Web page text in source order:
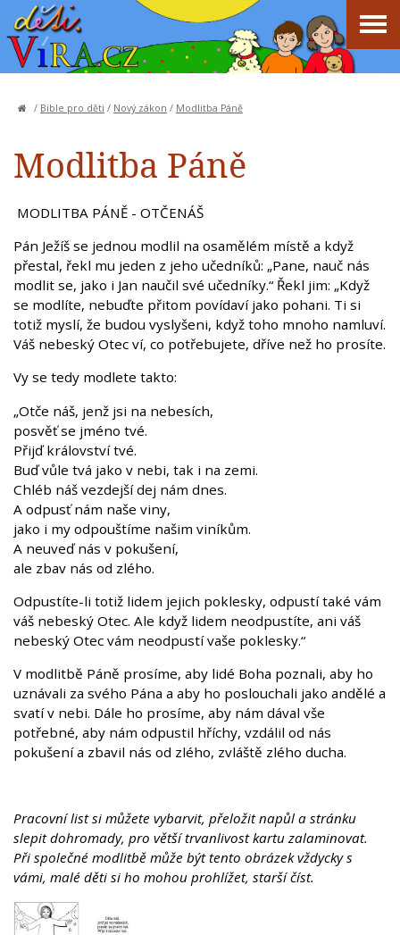
/ Bible pro děti / Nový zákon / Modlitba Páně
Modlitba Páně
MODLITBA PÁNĚ - OTČENÁŠ
Pán Ježíš se jednou modlil na osamělém místě a když
přestal, řekl mu jeden z jeho učedníků: „Pane, nauč nás
modlit se, jako i Jan naučil své učedníky.“ Řekl jim: „Když
se modlíte, nebuďte přitom povídaví jako pohani. Ti si
totiž myslí, že budou vyslyšeni, když toho mnoho namluví.
Váš nebeský Otec ví, co potřebujete, dříve než ho prosíte.
Vy se tedy modlete takto:
„Otče náš, jenž jsi na nebesích,
posvěť se jméno tvé.
Přijď království tvé.
Buď vůle tvá jako v nebi, tak i na zemi.
Chléb náš vezdejší dej nám dnes.
A odpusť nám naše viny,
jako i my odpouštíme našim viníkům.
A neuveď nás v pokušení,
ale zbav nás od zlého.
Odpustíte-li totiž lidem jejich poklesky, odpustí také vám
váš nebeský Otec. Ale když lidem neodpustíte, ani váš
nebeský Otec vám neodpustí vaše poklesky.“
V modlitbě Páně prosíme, aby lidé Boha poznali, aby ho
uznávali za svého Pána a aby ho poslouchali jako andělé a
svatí v nebi. Dále ho prosíme, aby nám dával vše
potřebné, aby nám odpustil hříchy, vzdálil od nás
pokušení a zbavil nás od zlého, zvláště zlého ducha.
Pracovní list si můžete vybarvit, přeložit napůl a stránku
slepit dohromady, pro větší trvanlivost kartu zalaminovat.
Při společné modlitbě může být tento obrázek vždycky s
vámi, malé děti si ho mohou prohlížet, starší číst.